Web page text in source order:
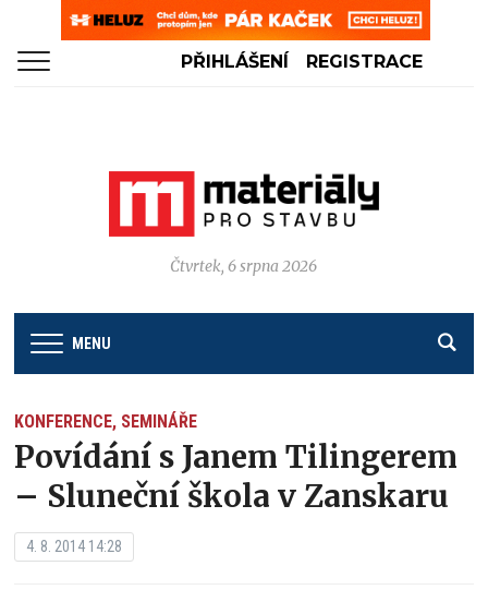
PŘIHLÁŠENÍ REGISTRACE
Čtvrtek, 6 srpna 2026
MENU
KONFERENCE, SEMINÁŘE
Povídání s Janem Tilingerem
– Sluneční škola v Zanskaru
4. 8. 2014 14:28